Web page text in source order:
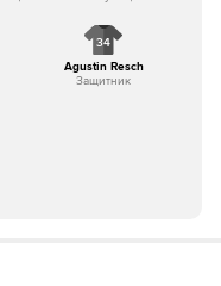
34
Agustin Resch
Защитник